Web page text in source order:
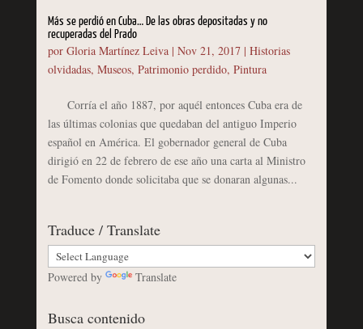
Más se perdió en Cuba… De las obras depositadas y no
recuperadas del Prado
por Gloria Martínez Leiva| Nov 21, 2017| Historias
olvidadas, Museos, Patrimonio perdido, Pintura
Corría el año 1887, por aquél entonces Cuba era de
las últimas colonias que quedaban del antiguo Imperio
español en América. El gobernador general de Cuba
dirigió en 22 de febrero de ese año una carta al Ministro
de Fomento donde solicitaba que se donaran algunas...
Traduce / Translate
Powered by Translate
Busca contenido